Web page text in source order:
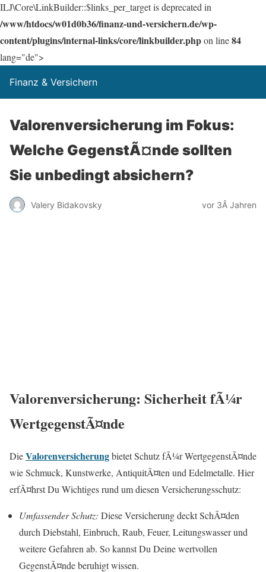
ILJ\Core\LinkBuilder::$links_per_target is deprecated in
/www/htdocs/w01d0b36/finanz-und-versichern.de/wp-
content/plugins/internal-links/core/linkbuilder.phpon line84
lang="de">
Finanz & Versichern
Valorenversicherung im Fokus:
Welche GegenstÃ¤nde sollten
Sie unbedingt absichern?
Valery Bidakovsky vor 3Â Jahren
Valorenversicherung: Sicherheit fÃ¼r
WertgegenstÃ¤nde
DieValorenversicherungbietet Schutz fÃ¼r WertgegenstÃ¤nde
wie Schmuck, Kunstwerke, AntiquitÃ¤ten und Edelmetalle. Hier
erfÃ¤hrst Du Wichtiges rund um diesen Versicherungsschutz:
Umfassender Schutz: Diese Versicherung deckt SchÃ¤den
durch Diebstahl, Einbruch, Raub, Feuer, Leitungswasser und
weitere Gefahren ab. So kannst Du Deine wertvollen
GegenstÃ¤nde beruhigt wissen.